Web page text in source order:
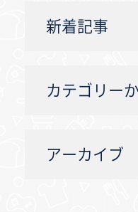
新着記事
カテゴリー
アーカイブ